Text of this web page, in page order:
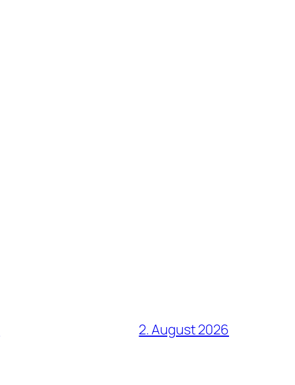
2. August 2026